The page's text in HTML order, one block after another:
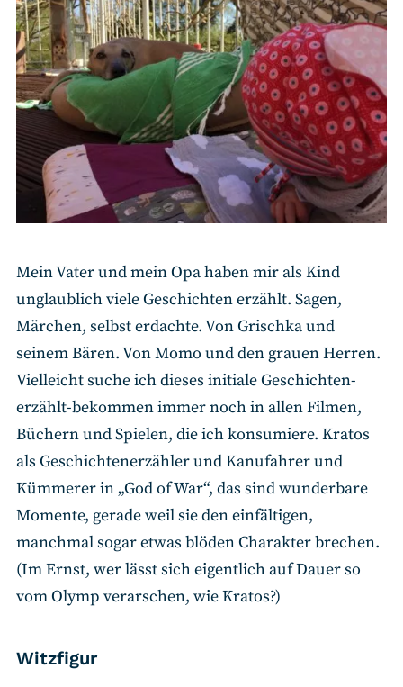
Mein Vater und mein Opa haben mir als Kind
unglaublich viele Geschichten erzählt. Sagen,
Märchen, selbst erdachte. Von Grischka und
seinem Bären. Von Momo und den grauen Herren.
Vielleicht suche ich dieses initiale Geschichten-
erzählt-bekommen immer noch in allen Filmen,
Büchern und Spielen, die ich konsumiere. Kratos
als Geschichtenerzähler und Kanufahrer und
Kümmerer in „God of War“, das sind wunderbare
Momente, gerade weil sie den einfältigen,
manchmal sogar etwas blöden Charakter brechen.
(Im Ernst, wer lässt sich eigentlich auf Dauer so
vom Olymp verarschen, wie Kratos?)
Witzfigur